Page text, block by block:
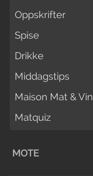
Oppskrifter
Spise
Drikke
Middagstips
Maison Mat & Vin
Matquiz
MOTE